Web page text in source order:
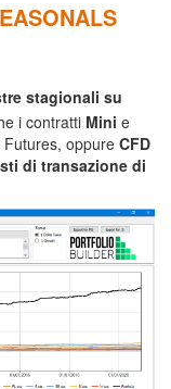
stagionali su
i contratti Mini e
Futures, oppureCFD
di transazione di